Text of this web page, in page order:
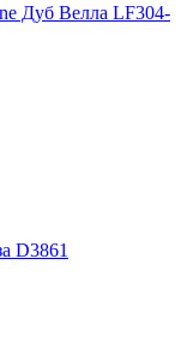
Дуб Велла LF304-